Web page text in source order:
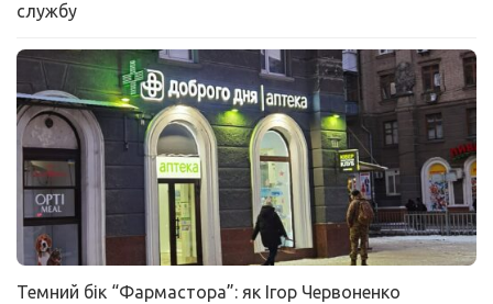
службу
Темний бік “Фармастора”: як Ігор Червоненко